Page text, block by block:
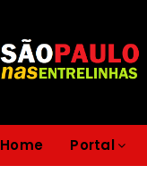
Home Portal